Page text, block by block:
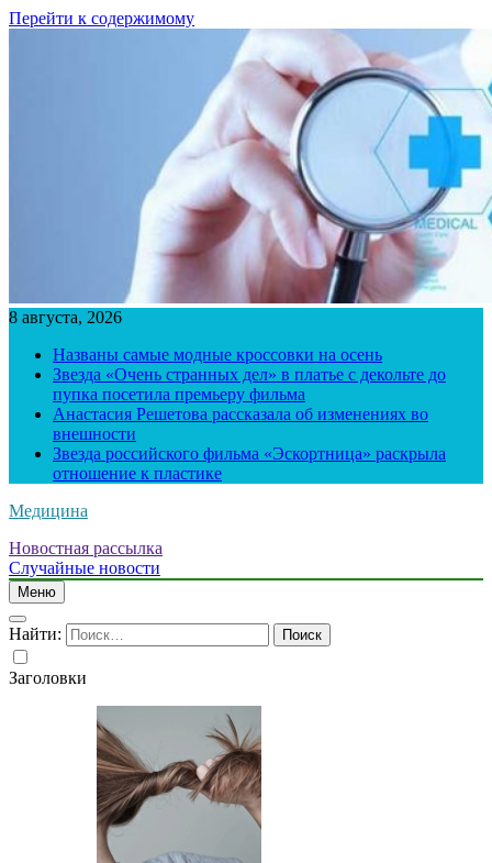
Перейти к содержимому
8 августа, 2026
Названы самые модные кроссовки на осень
Звезда «Очень странных дел» в платье с декольте до
пупка посетила премьеру фильма
Анастасия Решетова рассказала об изменениях во
внешности
Звезда российского фильма «Эскортница» раскрыла
отношение к пластике
Медицина
Новостная рассылка
Случайные новости
Меню
Найти:
Заголовки